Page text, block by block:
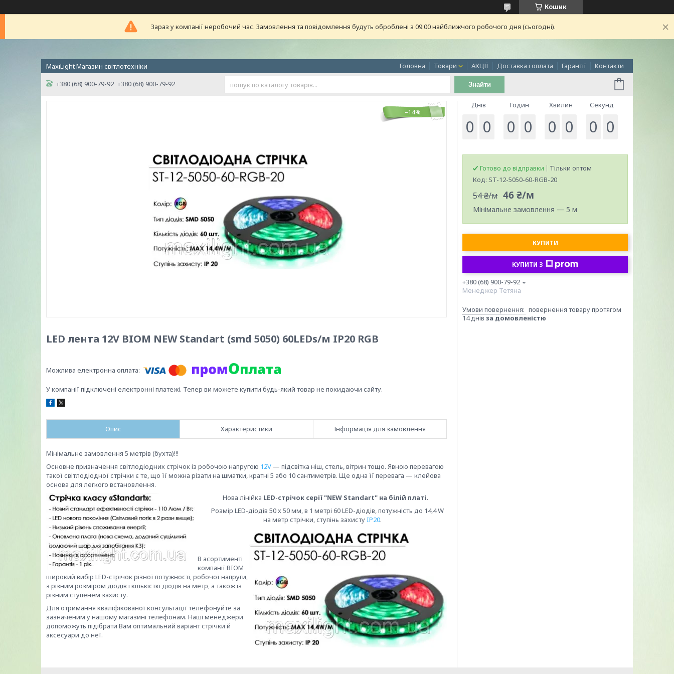
Кошик
Зараз у компанії неробочий час. Замовлення та повідомлення будуть оброблені з 09:00 найближчого робочого дня (сьогодні).
MaxiLight Магазин світлотехніки Головна Товари АКЦІЇ Доставка і оплата Гарантії Контакти
+380 (68) 900-79-92 +380 (68) 900-79-92 Знайти
–14%
LED лента 12V BIOM NEW Standart (smd 5050) 60LEDs/м IP20 RGB
У компанії підключені електронні платежі. Тепер ви можете купити будь-який товар не покидаючи сайту.
Опис Характеристики Інформація для замовлення
Мінімальне замовлення 5 метрів (бухта)!!!
Основне призначення світлодіодних стрічок із робочою напругою 12V — підсвітка ніш, стель, вітрин тощо. Явною перевагою
такої світлодіодної стрічки є те, що її можна різати на шматки, кратні 5 або 10 сантиметрів. Ще одна її перевага — клейова
основа для легкого встановлення.
Нова лінійка LED-стрічок серії "NEW Standart" на білій платі.
Розмір LED-діодів 50 х 50 мм, в 1 метрі 60 LED-діодів, потужність до 14,4 W
на метр стрічки, ступінь захистуIP20.
В асортименті
компанії BIOM
широкий вибір LED-стрічок різної потужності, робочої напруги,
з різним розміром діодів і кількістю діодів на метр, а також із
різним ступенем захисту.
Для отримання кваліфікованої консультації телефонуйте за
зазначеним у нашому магазині телефонам. Наші менеджери
допоможуть підібрати Вам оптимальний варіант стрічки й
аксесуари до неї.
Днів
0 0
Годин
0 0
Хвилин
0 0
Секунд
0 0
Готово до відправки
Тільки оптом
Код: ST-12-5050-60-RGB-20
54 ₴/м 46 ₴/м
Мінімальне замовлення — 5 м
КУПИТИ
КУПИТИ З
+380 (68) 900-79-92
Менеджер Тетяна
повернення товару протягом
14 днів за домовленістю